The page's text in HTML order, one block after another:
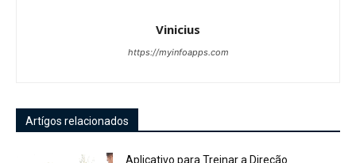
Vinicius
https://myinfoapps.com
Artígos relacionados
Aplicativo para Treinar a Direção